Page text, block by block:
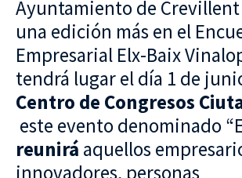
Ayuntamiento de
una edición más en el
Empresarial Elx-Baix
tendrá lugar el día 1 de
Centro de Congresos
este evento denominado
reunirá aquellos
innovadores, personas